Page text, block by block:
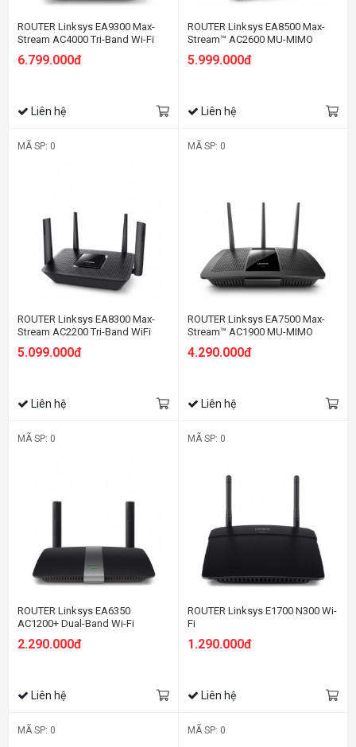
ROUTER Linksys EA9300 Max-
Stream AC4000 Tri-Band Wi-Fi
6.799.000đ
Liên hệ
ROUTER Linksys EA8500 Max-
Stream™ AC2600 MU-MIMO
Gigabit WiFi
5.999.000đ
Liên hệ
MÃ SP: 0
ROUTER Linksys EA8300 Max-
Stream AC2200 Tri-Band WiFi
5.099.000đ
Liên hệ
MÃ SP: 0
ROUTER Linksys EA7500 Max-
Stream™ AC1900 MU-MIMO
4.290.000đ
Liên hệ
MÃ SP: 0
ROUTER Linksys EA6350
AC1200+ Dual-Band Wi-Fi
2.290.000đ
Liên hệ
MÃ SP: 0
ROUTER Linksys E1700 N300 Wi-
Fi
1.290.000đ
Liên hệ
MÃ SP: 0 MÃ SP: 0